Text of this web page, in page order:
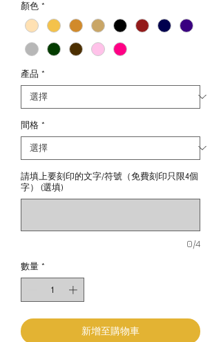
顏色 *
產品 *
間格 *
請填上要刻印的文字/符號（免費刻印只限4個
字） (選填)
0/4
數量 *
新增至購物車